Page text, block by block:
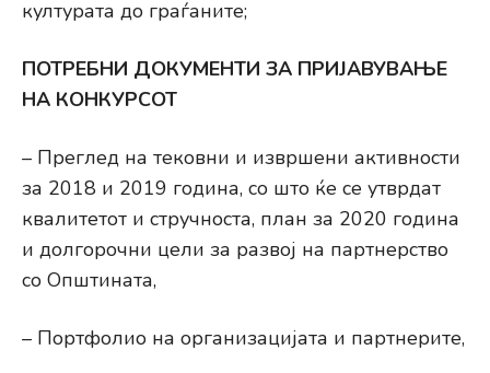
културата до граѓаните;
ПОТРЕБНИ ДОКУМЕНТИ ЗА ПРИЈАВУВАЊЕ
НА КОНКУРСОТ
– Преглед на тековни и извршени активности
за 2018 и 2019 година, со што ќе се утврдат
квалитетот и стручноста, план за 2020 година
и долгорочни цели за развој на партнерство
со Општината,
– Портфолио на организацијата и партнерите,